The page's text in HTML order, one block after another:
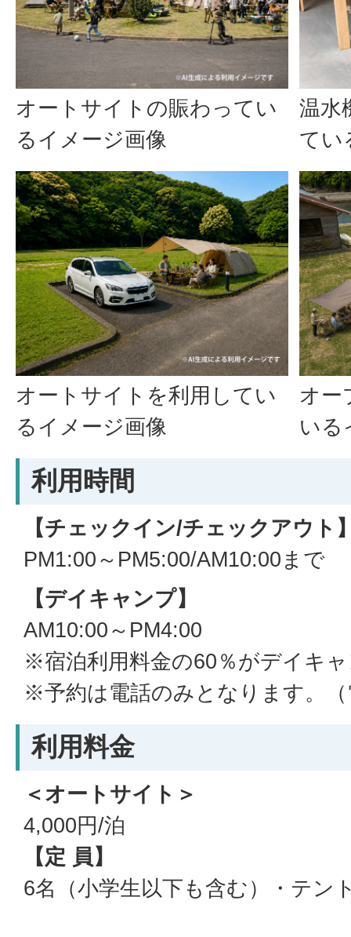
オートサイトの賑わってい
るイメージ画像
温水
てい
オートサイトを利用してい
るイメージ画像
オー
いる
利用時間
【チェックイン/チェックアウト
PM1:00～PM5:00/AM10:00まで
【デイキャンプ】
AM10:00～PM4:00
※宿泊利用料金の60％がデイキ
※予約は電話のみとなります。
利用料金
＜オートサイト＞
4,000円/泊
【定 員】
6名（小学生以下も含む）・テン